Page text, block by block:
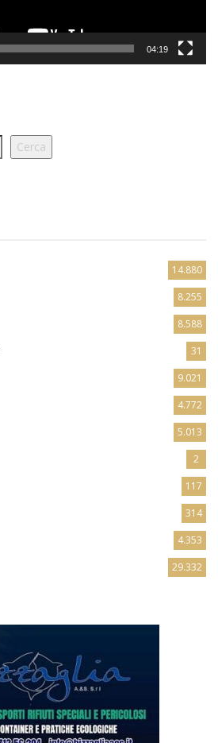
04:19
Cerca
14.880
8.255
8.588
31
9.021
4.772
5.013
2
117
314
4.353
29.332